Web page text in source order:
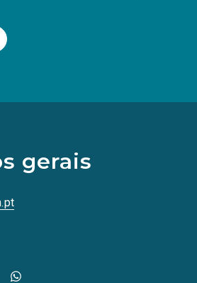
gerais